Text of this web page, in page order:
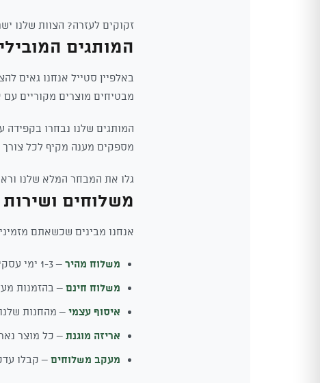
זקוקים לעזרה? הצוות שלנו
המותגים
באלפיין סטייל אנחנו גאים
מבטיחים מוצרים מקוריים עם
המותגים שלנו נבחרו בקפידה
מספקים מענה מקיף לכל צורך
גלו את המבחר המלא שלנו
משלוחים ושירות
אנחנו מבינים שכשאתם
משלוח מהיר – 1-3 ימי עסקים לכל הארץ
משלוח חינם – בהזמנות מעל 300
איסוף עצמי – מהחנות
אריזה מוגנת – כל מוצר
מעקב משלוחים – קבלו